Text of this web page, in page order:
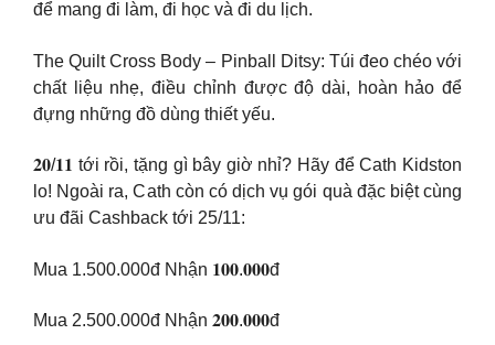
để mang đi làm, đi học và đi du lịch.
The Quilt Cross Body – Pinball Ditsy: Túi đeo chéo với
chất liệu nhẹ, điều chỉnh được độ dài, hoàn hảo để
đựng những đồ dùng thiết yếu.
𝟐𝟎/𝟏𝟏 tới rồi, tặng gì bây giờ nhỉ? Hãy để Cath Kidston
lo! Ngoài ra, Cath còn có dịch vụ gói quà đặc biệt cùng
ưu đãi Cashback tới 25/11:
Mua 1.500.000đ Nhận 𝟏𝟎𝟎.𝟎𝟎𝟎đ
Mua 2.500.000đ Nhận 𝟐𝟎𝟎.𝟎𝟎𝟎đ